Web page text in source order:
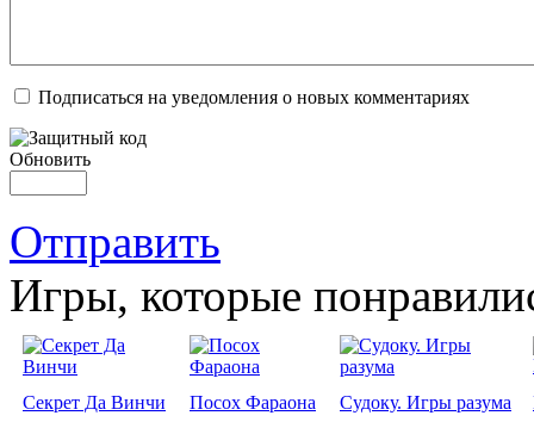
Подписаться на уведомления о новых комментариях
Обновить
Отправить
Игры, которые
Секрет Да Винчи Посох Фараона Судоку. Игры разума